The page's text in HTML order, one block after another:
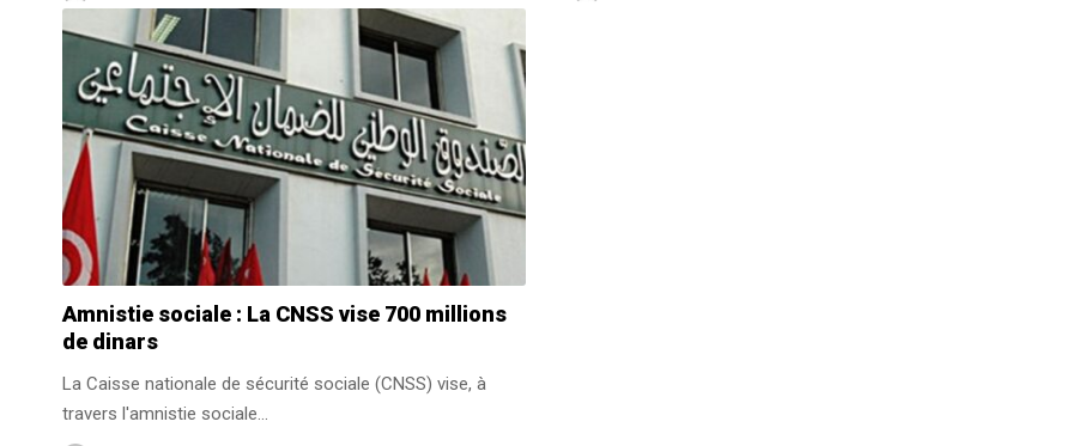
Amnistie sociale : La CNSS vise 700 millions
de dinars
La Caisse nationale de sécurité sociale (CNSS) vise, à
travers l'amnistie sociale…